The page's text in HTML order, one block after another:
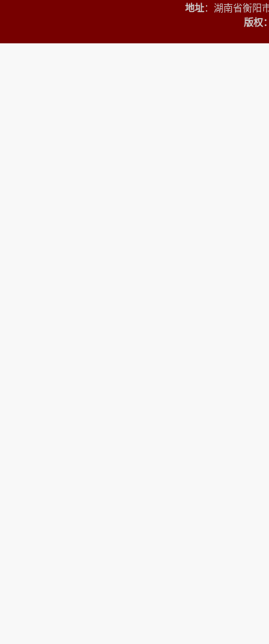
地址：湖南省衡阳
版权